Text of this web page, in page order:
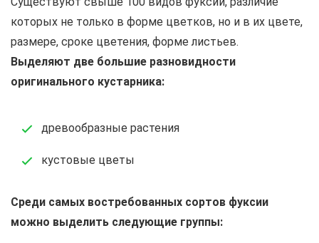
которых не только в форме цветков, но и в их цвете,
размере, сроке цветения, форме листьев.
Выделяют две большие разновидности
оригинального кустарника:
древообразные растения
кустовые цветы
Среди самых востребованных сортов фуксии
можно выделить следующие группы: